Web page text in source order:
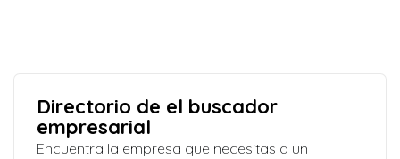
Directorio de el buscador
empresarial
Encuentra la empresa que necesitas a un